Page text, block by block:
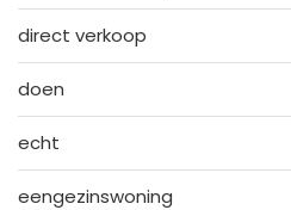
direct verkoop
doen
echt
eengezinswoning